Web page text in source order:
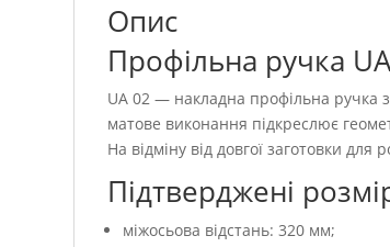
Опис
Профільна ручка
UA 02 — накладна профільна ручка
матове виконання підкреслює
На відміну від довгої заготовки
Підтверджені
міжосьова відстань: 320 мм;